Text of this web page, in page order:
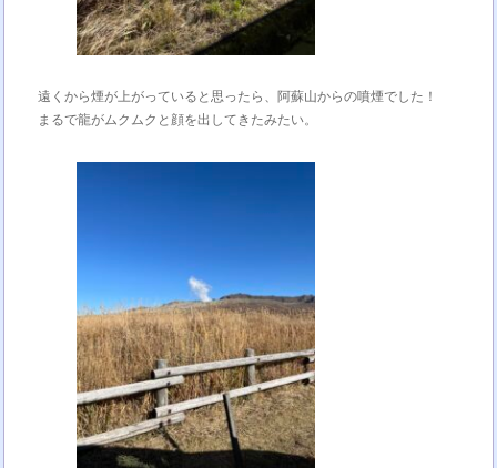
遠くから煙が上がっていると思ったら、阿蘇山からの噴煙でした！
まるで龍がムクムクと顔を出してきたみたい。